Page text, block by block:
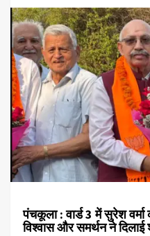
पंचकूला : वार्ड 3 में सुरेश
विश्वास और समर्थन ने